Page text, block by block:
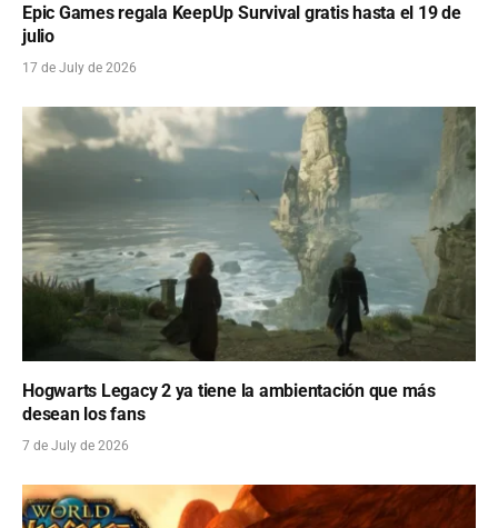
Epic Games regala KeepUp Survival gratis hasta el 19 de
julio
17 de July de 2026
Hogwarts Legacy 2 ya tiene la ambientación que más
desean los fans
7 de July de 2026